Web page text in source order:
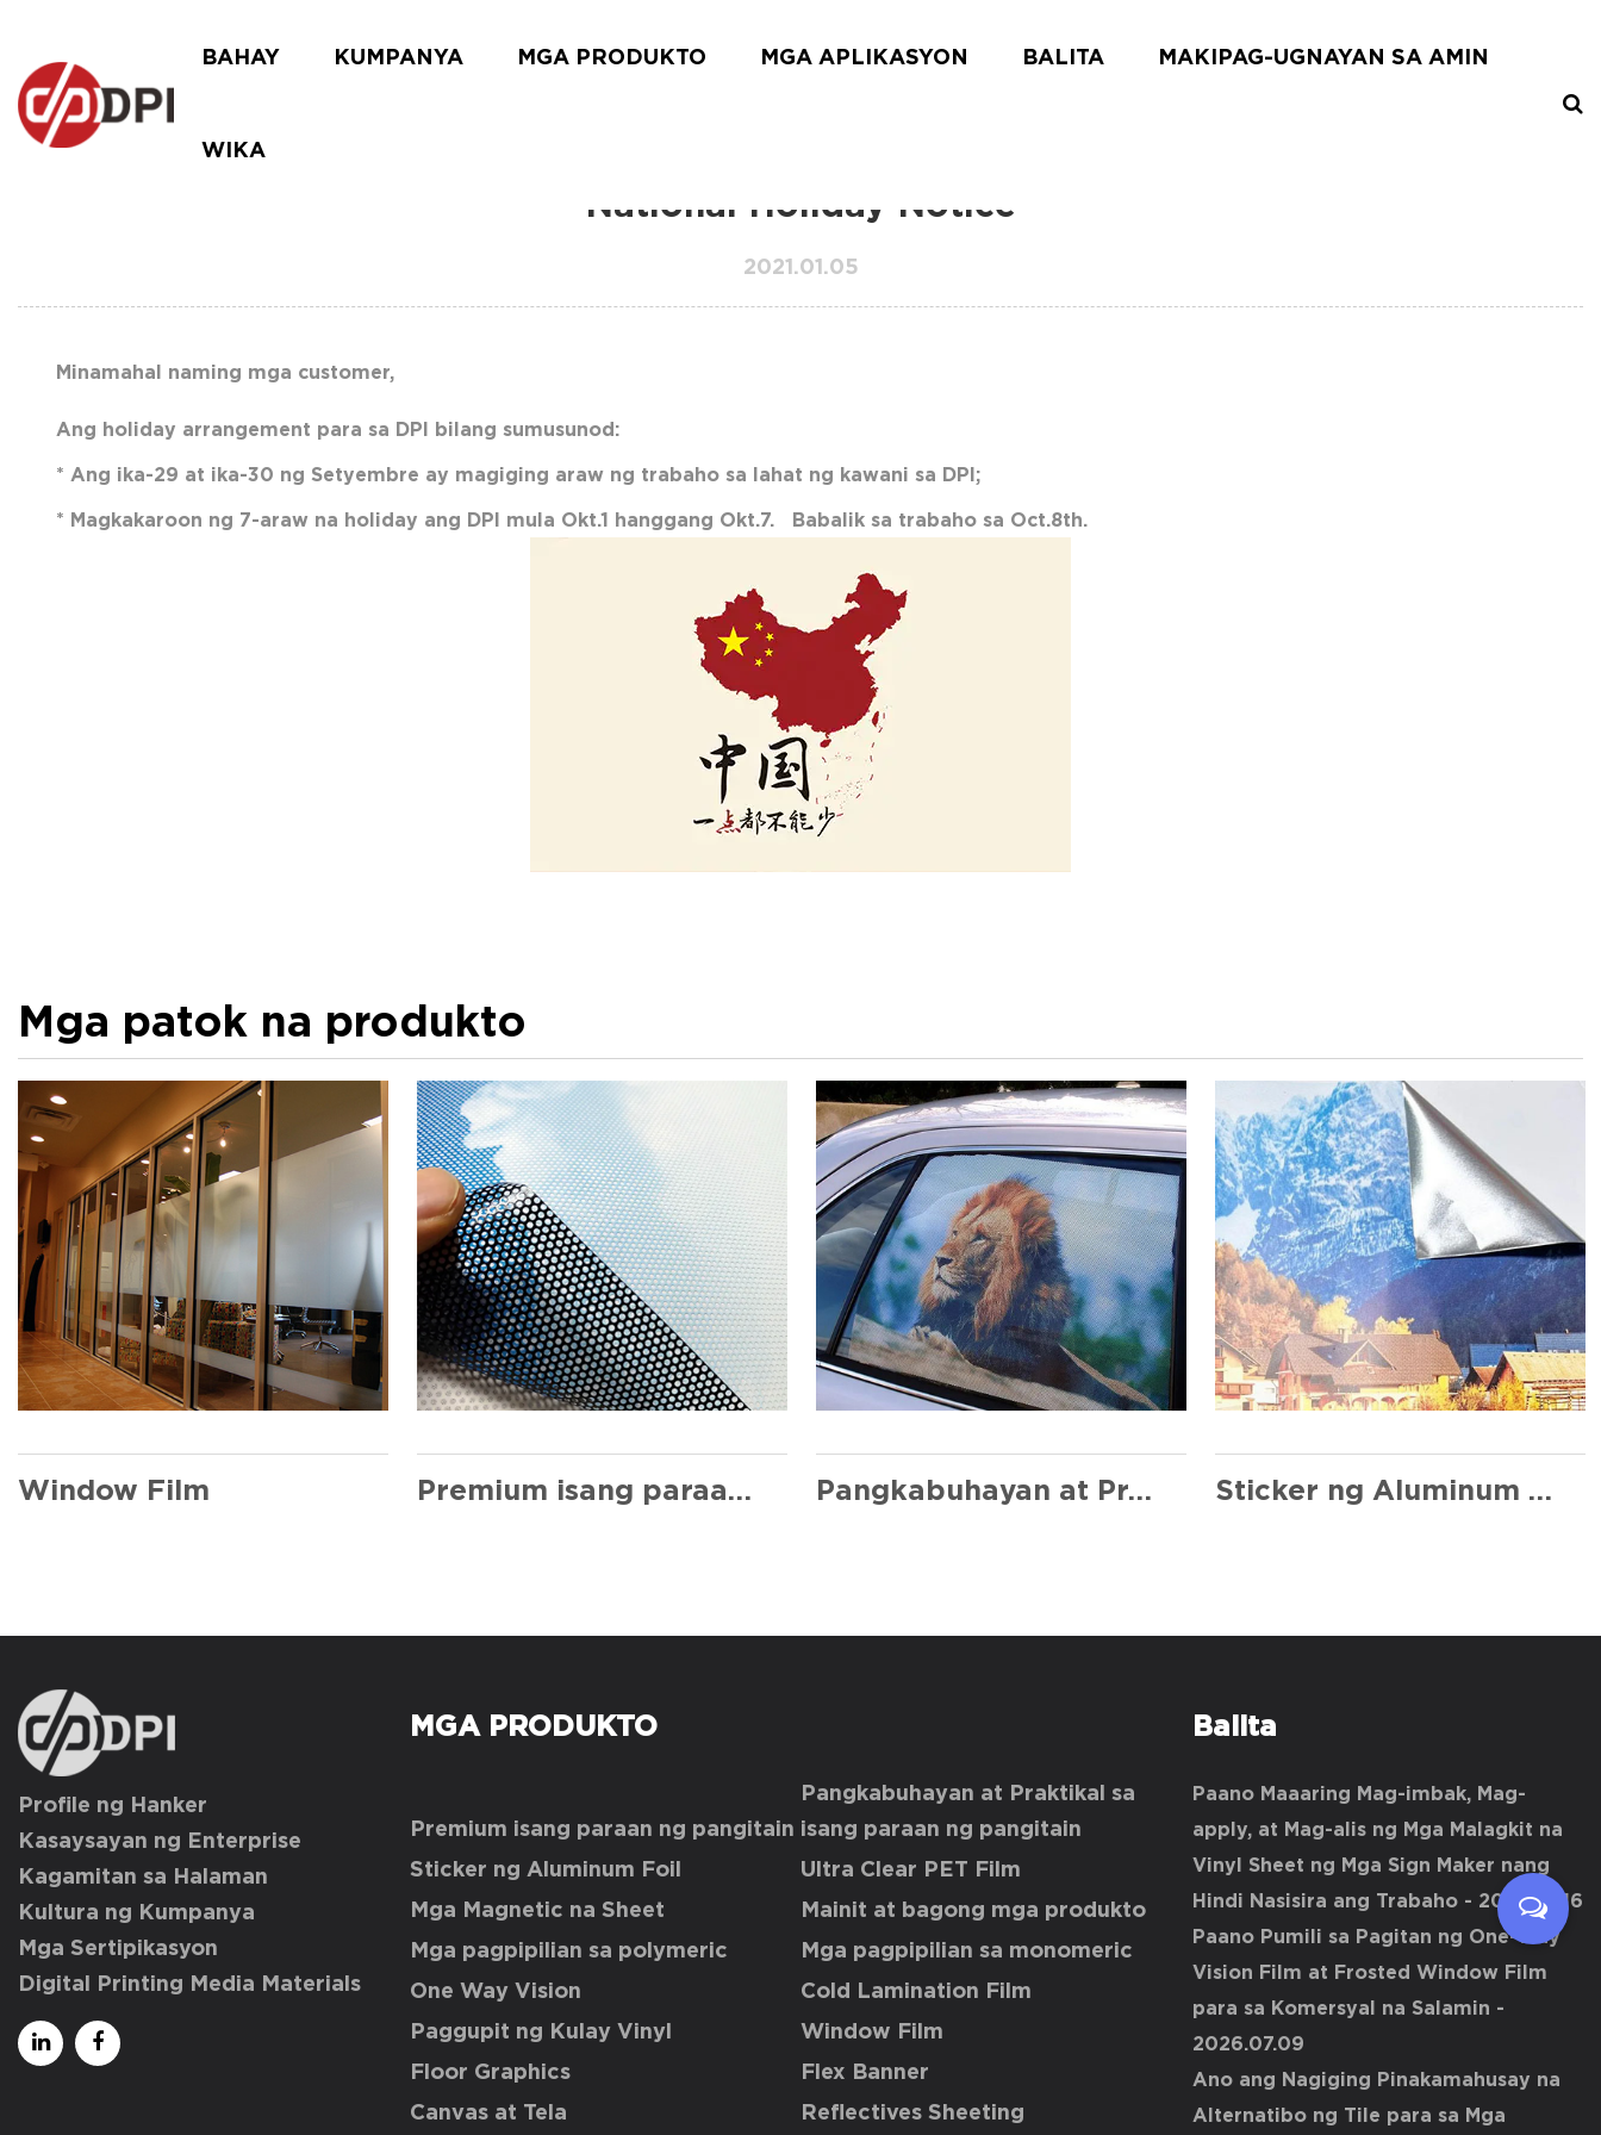
BAHAY KUMPANYA MGA PRODUKTO MGA APLIKASYON BALITA MAKIPAG-UGNAYAN SA AMIN
WIKA
National Holiday Notice
2021.01.05
Minamahal naming mga customer,
Ang holiday arrangement para sa DPI bilang sumusunod:
* Ang ika-29 at ika-30 ng Setyembre ay magiging araw ng trabaho sa lahat ng kawani sa DPI;
* Magkakaroon ng 7-araw na holiday ang DPI mula Okt.1 hanggang Okt.7. Babalik sa trabaho sa Oct.8th.
Mga patok na produkto
Window Film Premium isang paraan ng pangitain Pangkabuhayan at Praktikal sa isang paraan ng pangitain Sticker ng Aluminum Foil
Profile ng Hanker
Kasaysayan ng Enterprise
Kagamitan sa Halaman
Kultura ng Kumpanya
Mga Sertipikasyon
Digital Printing Media Materials
MGA PRODUKTO
Premium isang paraan ng pangitain
Pangkabuhayan at Praktikal sa
isang paraan ng pangitain
Sticker ng Aluminum Foil
Ultra Clear PET Film
Mga Magnetic na Sheet
Mainit at bagong mga produkto
Mga pagpipilian sa polymeric
Mga pagpipilian sa monomeric
One Way Vision
Cold Lamination Film
Paggupit ng Kulay Vinyl
Window Film
Floor Graphics
Flex Banner
Canvas at Tela
Reflectives Sheeting
Balita
Paano Maaaring Mag-imbak, Mag-
apply, at Mag-alis ng Mga Malagkit na
Vinyl Sheet ng Mga Sign Maker nang
Hindi Nasisira ang Trabaho- 2026.07.16
Paano Pumili sa Pagitan ng One-Way
Vision Film at Frosted Window Film
para sa Komersyal na Salamin -
2026.07.09
Ano ang Nagiging Pinakamahusay na
Alternatibo ng Tile para sa Mga